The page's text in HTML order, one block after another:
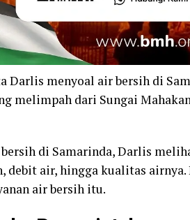
Darlis menyoal air bersih di
melimpah dari Sungai
di Samarinda, Darlis
debit air, hingga kualitas airnya.
air bersih itu.